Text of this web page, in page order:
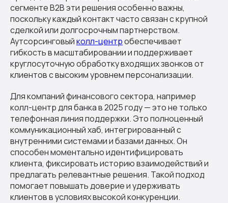
сегменте B2B эти решения особенно важны,
поскольку каждый контакт часто связан с крупной
сделкой или долгосрочным партнерством.
Аутсорсинговыйколл-центробеспечивает
гибкость в масштабировании и поддерживает
круглосуточную обработку входящих звонков от
клиентов с высоким уровнем персонализации.
Для компаний финансового сектора, например
колл-центр для банка в 2025 году — это не только
телефонная линия поддержки. Это полноценный
коммуникационный хаб, интегрированный с
внутренними системами и базами данных. Он
способен моментально идентифицировать
клиента, фиксировать историю взаимодействий и
предлагать релевантные решения. Такой подход
помогает повышать доверие и удерживать
клиентов в условиях высокой конкуренции.